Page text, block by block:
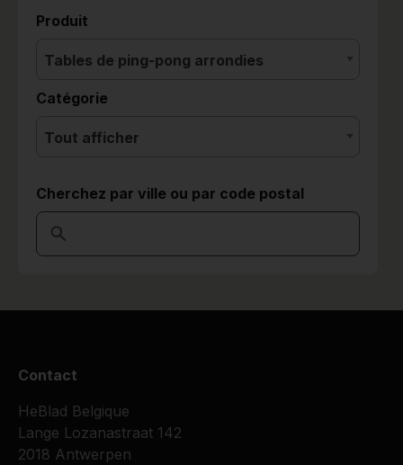
Produit
Tables de ping-pong arrondies
Catégorie
Tout afficher
Cherchez par ville ou par code postal
Contact
HeBlad Belgique
Lange Lozanastraat 142
2018 Antwerpen